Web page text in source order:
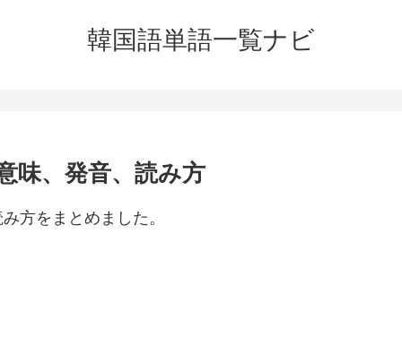
韓国語単語一覧ナビ
味、発音、読み方
方をまとめました。